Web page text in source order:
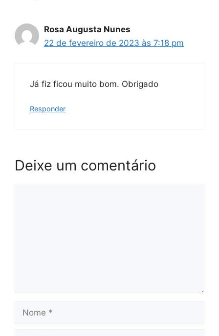
Rosa Augusta Nunes
22 de fevereiro de 2023 às 7:18 pm
Já fiz ficou muito bom. Obrigado
Responder
Deixe um comentário